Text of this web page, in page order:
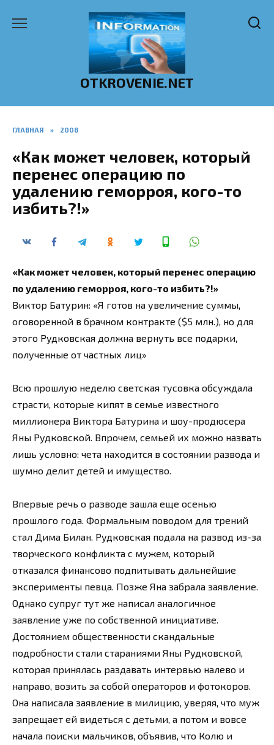
OTKROVENIE.NET
ГЛАВНАЯ » 2008
«Как может человек, который
перенес операцию по
удалению геморроя, кого-то
избить?!»
«Как может человек, который перенес операцию
по удалению геморроя, кого-то избить?!»
Виктор Батурин: «Я готов на увеличение суммы,
оговоренной в брачном контракте ($5 млн.), но для
этого Рудковская должна вернуть все подарки,
полученные от частных лиц»
Всю прошлую неделю светская тусовка обсуждала
страсти, которые кипят в семье известного
миллионера Виктора Батурина и шоу-продюсера
Яны Рудковской. Впрочем, семьей их можно назвать
лишь условно: чета находится в состоянии развода и
шумно делит детей и имущество.
Впервые речь о разводе зашла еще осенью
прошлого года. Формальным поводом для трений
стал Дима Билан. Рудковская подала на развод из-за
творческого конфликта с мужем, который
отказался финансово подпитывать дальнейшие
эксперименты певца. Позже Яна забрала заявление.
Однако супруг тут же написал аналогичное
заявление уже по собственной инициативе.
Достоянием общественности скандальные
подробности стали стараниями Яны Рудковской,
которая принялась раздавать интервью налево и
направо, возить за собой операторов и фотокоров.
Она написала заявление в милицию, уверяя, что муж
запрещает ей видеться с детьми, а потом и вовсе
начала поиски мальчиков, объявив, что Колю и